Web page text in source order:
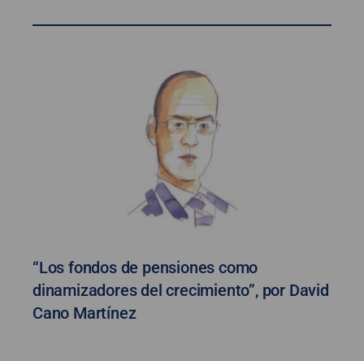
“Los fondos de pensiones como
dinamizadores del crecimiento”, por David
Cano Martínez